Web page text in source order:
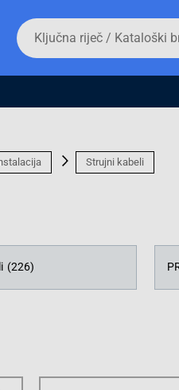
i
lice
Da
biste
potražili
proizvod,
broj,
EAN
ili
Strujni kabeli
(226)